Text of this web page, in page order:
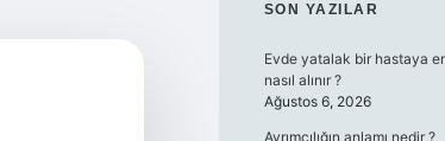
SON YAZILAR
Evde yatalak bir hastaya
nasıl alınır ?
Ağustos 6, 2026
Ayrımcılığın anlamı nedir ?